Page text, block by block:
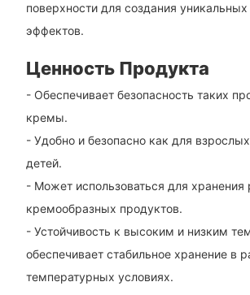
поверхности для создания
эффектов.
Ценность Продукта
- Обеспечивает безопасность таких
кремы.
- Удобно и безопасно как для
детей.
- Может использоваться для хранения
кремообразных продуктов.
- Устойчивость к высоким и низким
обеспечивает стабильное хранение в
температурных условиях.